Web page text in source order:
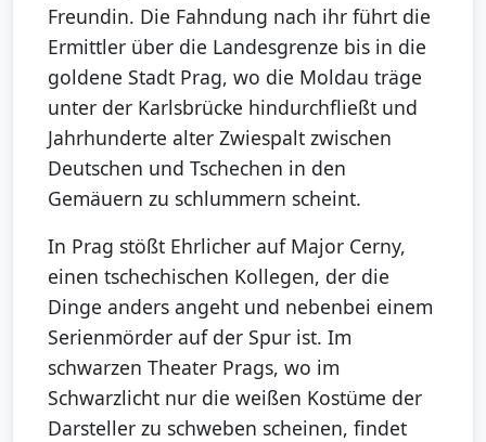
Freundin. Die Fahndung nach ihr führt die
Ermittler über die Landesgrenze bis in die
goldene Stadt Prag, wo die Moldau träge
unter der Karlsbrücke hindurchfließt und
Jahrhunderte alter Zwiespalt zwischen
Deutschen und Tschechen in den
Gemäuern zu schlummern scheint.
In Prag stößt Ehrlicher auf Major Cerny,
einen tschechischen Kollegen, der die
Dinge anders angeht und nebenbei einem
Serienmörder auf der Spur ist. Im
schwarzen Theater Prags, wo im
Schwarzlicht nur die weißen Kostüme der
Darsteller zu schweben scheinen, findet